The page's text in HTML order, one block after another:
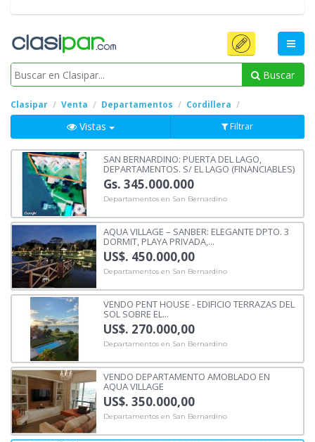
Buscar
Clasipar Venta Departamentos Cordillera
Vistas Filtrar
SAN BERNARDINO: PUERTA DEL LAGO,
DEPARTAMENTOS. S/ EL LAGO (FINANCIABLES)
Gs. 345.000.000
Departamentos en San Bernardino
AQUA VILLAGE – SANBER: ELEGANTE DPTO. 3
DORMIT, PLAYA PRIVADA,...
US$. 450.000,00
Departamentos en San Bernardino
VENDO PENT HOUSE - EDIFICIO TERRAZAS DEL
SOL SOBRE EL...
US$. 270.000,00
Departamentos en San Bernardino
VENDO DEPARTAMENTO AMOBLADO EN
AQUA VILLAGE
US$. 350.000,00
Departamentos en San Bernardino